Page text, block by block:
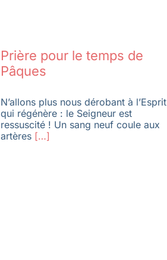
Prière pour le temps de
Pâques
N’allons plus nous dérobant à l’Esprit
qui régénère : le Seigneur est
ressuscité ! Un sang neuf coule aux
artères[…]